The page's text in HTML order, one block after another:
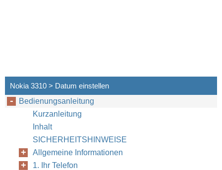
Nokia 3310 > Datum einstellen
Bedienungsanleitung
Kurzanleitung
Inhalt
SICHERHEITSHINWEISE
Allgemeine Informationen
1. Ihr Telefon